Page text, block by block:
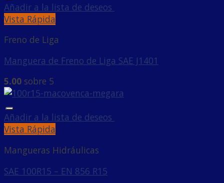
Añadir a la lista de deseos
Vista Rápida
Freno de Liga
Manguera de Freno de Liga SAE J1401
5.00 sobre 5
Añadir a la lista de deseos
Vista Rápida
Mangueras Hidráulicas
SAE 100R15 – EN 856 R15